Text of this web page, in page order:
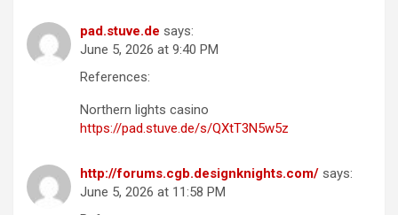
pad.stuve.de says:
June 5, 2026 at 9:40 PM
References:
Northern lights casino
https://pad.stuve.de/s/QXtT3N5w5z
http://forums.cgb.designknights.com/ says:
June 5, 2026 at 11:58 PM